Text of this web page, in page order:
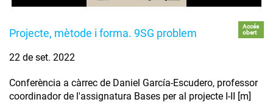
Projecte, mètode i forma. 9SG problem
Accés
obert
22 de set. 2022
Conferència a càrrec de Daniel García-Escudero, professor
coordinador de l'assignatura Bases per al projecte I-II [m]